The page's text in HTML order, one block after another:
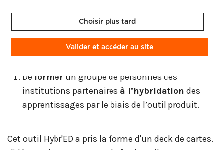
De concevoir unoutil pour scénariserune
expérience d’apprentissage hybride.
De former un groupe de personnes des
institutions partenaires à l’hybridation des
apprentissages par le biais de l’outil produit.
Cet outil Hybr'ED a pris la forme d'un deck de cartes.
Choisir plus tard
Valider et accéder au site